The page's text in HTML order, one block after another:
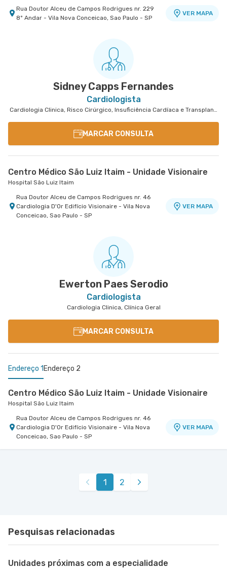
Rua Doutor Alceu de Campos Rodrigues nr. 229
8º Andar - Vila Nova Conceicao, Sao Paulo - SP
VER MAPA
Avenida Dos Tajuras nr. 71 Ao Lado do Banco Itaú
Personnalite - Cidade Jardim, Sao Paulo - SP
Hospital e Maternidade São Luiz Anália Franco
Rua Francisco Marengo nr. 955 7° Andar -
Sidney Capps Fernandes
Cardiologista
Cardiologia Clinica, Risco Cirúrgico, Insuficiência Cardíaca e Transplante
MARCAR CONSULTA
Centro Médico São Luiz Itaim - Unidade Visionaire
Hospital São Luiz Itaim
Rua Doutor Alceu de Campos Rodrigues nr. 46
Cardiologia D'Or Edifício Visionaire - Vila Nova
Conceicao, Sao Paulo - SP
VER MAPA
Ewerton Paes Serodio
Cardiologista
Cardiologia Clinica, Clínica Geral
MARCAR CONSULTA
Endereço 1 Endereço 2
Centro Médico São Luiz Itaim - Unidade Visionaire
Hospital São Luiz Itaim
Rua Doutor Alceu de Campos Rodrigues nr. 46
Cardiologia D'Or Edifício Visionaire - Vila Nova
Conceicao, Sao Paulo - SP
VER MAPA
Centro Médico Vila Nova Star - Unidade Jk
Avenida Presidente Juscelino Kubitschek nr. 180
- Vila Nova Conceicao, Sao Paulo - SP
1 2
Pesquisas relacionadas
Unidades próximas com a especialidade